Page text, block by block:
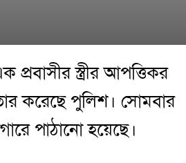
স্ত্রীর আপত্তিকর
করেছে পুলিশ। সোমবার
পাঠানো হয়েছে।